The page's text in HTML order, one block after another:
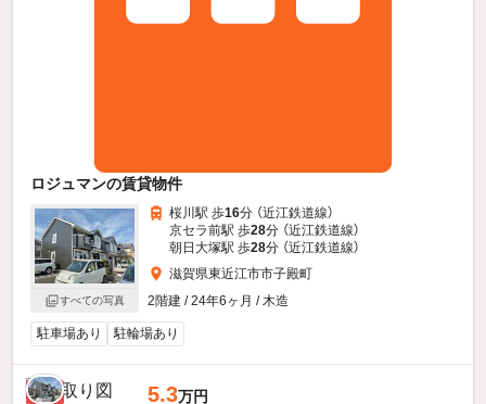
ロジュマンの賃貸物件
すべての写真
桜川駅 歩16分 （近江鉄道線）
京セラ前駅 歩28分 （近江鉄道線）
朝日大塚駅 歩28分 （近江鉄道線）
滋賀県東近江市市子殿町
2階建 / 24年6ヶ月 / 木造
駐車場あり 駐輪場あり
新着 5.3万円